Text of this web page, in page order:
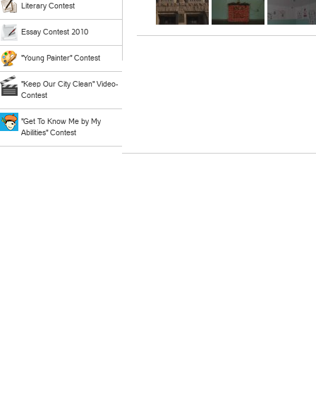
Literary Contest
Essay Contest 2010
"Young Painter" Contest
"Keep Our City Clean" Video-
Contest
"Get To Know Me by My
Abilities" Contest